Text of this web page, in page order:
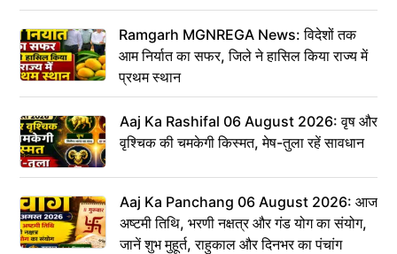
Ramgarh MGNREGA News: विदेशों तक
आम निर्यात का सफर, जिले ने हासिल किया राज्य में
प्रथम स्थान
Aaj Ka Rashifal 06 August 2026: वृष और
वृश्चिक की चमकेगी किस्मत, मेष-तुला रहें सावधान
Aaj Ka Panchang 06 August 2026: आज
अष्टमी तिथि, भरणी नक्षत्र और गंड योग का संयोग,
जानें शुभ मुहूर्त, राहुकाल और दिनभर का पंचांग